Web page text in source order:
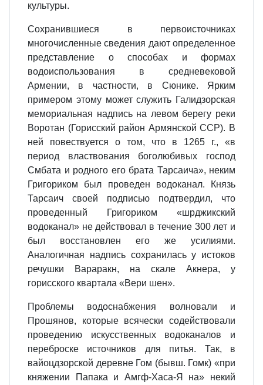
культуры.
Сохранившиеся в первоисточниках
многочисленные сведения дают определенное
представление о способах и формах
водоиспользования в средневековой
Армении, в частности, в Сюнике. Ярким
примером этому может служить Галидзорская
мемориальная надпись на левом берегу реки
Воротан (Горисский район Армянской ССР). В
ней повествуется о том, что в 1265 г., «в
период властвования боголюбивых господ
Смбата и родного его брата Тарсаича», неким
Григориком был проведен водоканал. Князь
Тарсаич своей подписью подтвердил, что
проведенный Григориком «шрджикский
водоканал» не действовал в течение 300 лет и
был восстановлен его же усилиями.
Аналогичная надпись сохранилась у истоков
речушки Вараракн, на скале Акнера, у
горисского квартала «Вери шен».
Проблемы водоснабжения волновали и
Прошянов, которые всячески содействовали
проведению искусственных водоканалов и
переброске источников для питья. Так, в
вайоцдзорской деревне Гом (бывш. Гомк) «при
княжении Папака и Амгф-Хаса-Я на» некий